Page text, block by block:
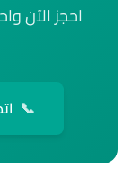
احجز الآن
📞